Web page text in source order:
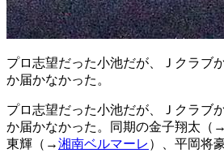
プロ志望だった小池だが、Ｊクラブ
か届かなかった。
プロ志望だった小池だが、Ｊクラブ
か届かなかった。同期の金子翔太（→
東輝（→湘南ベルマーレ ）、平岡将